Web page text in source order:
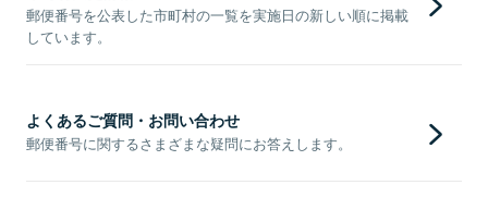
郵便番号を公表した市町村の一覧を実施日の新しい順に掲載
しています。
よくあるご質問・お問い合わせ
郵便番号に関するさまざまな疑問にお答えします。